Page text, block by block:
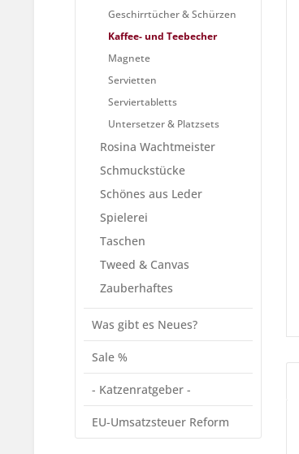
Geschirrtücher & Schürzen
Kaffee- und Teebecher
Magnete
Servietten
Serviertabletts
Untersetzer & Platzsets
Rosina Wachtmeister
Schmuckstücke
Schönes aus Leder
Spielerei
Taschen
Tweed & Canvas
Zauberhaftes
Was gibt es Neues?
Sale %
- Katzenratgeber -
EU-Umsatzsteuer Reform